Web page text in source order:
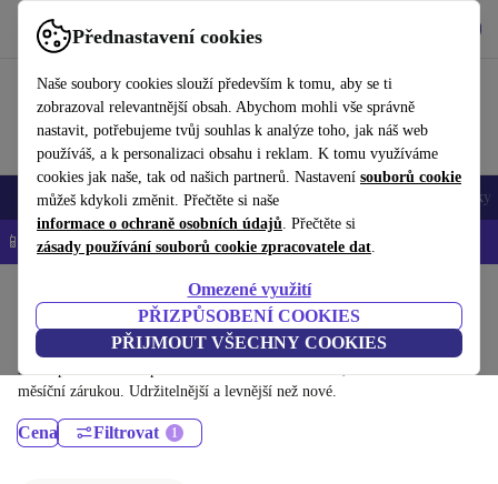
Přednastavení cookies
Naše soubory cookies slouží především k tomu, aby se ti
zobrazoval relevantnější obsah. Abychom mohli vše správně
nastavit, potřebujeme tvůj souhlas k analýze toho, jak náš web
používáš, a k personalizaci obsahu i reklam. K tomu využíváme
cookies jak naše, tak od našich partnerů. Nastavení souborů cookie
můžeš kdykoli změnit. Přečtěte si naše
informace o ochraně osobních údajů. Přečtěte si
zásady používání souborů cookie zpracovatele dat.
Omezené využití
PŘIZPŮSOBENÍ COOKIES
PŘIJMOUT VŠECHNY COOKIES
Používejte refurbed rychle a snadno
Mobily a smartphony Notebooky Tablety Doplňky
📱 -5 % NAVÍC na všechny iPhony – kód: IPHONEDEAL-
Stolní počítače
Stolní počítače Lenovo:
Dříve použité Stolní počítače Lenovo – renovované, s minimálně 12
měsíční zárukou. Udržitelnější a levnější než nové.
Cena Filtrovat